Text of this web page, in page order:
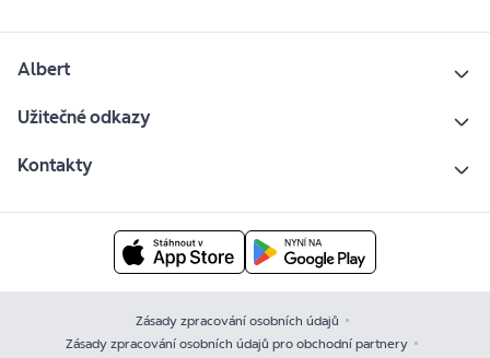
Albert
Užitečné odkazy
Kontakty
Zásady zpracování osobních údajů
Zásady zpracování osobních údajů pro obchodní partnery